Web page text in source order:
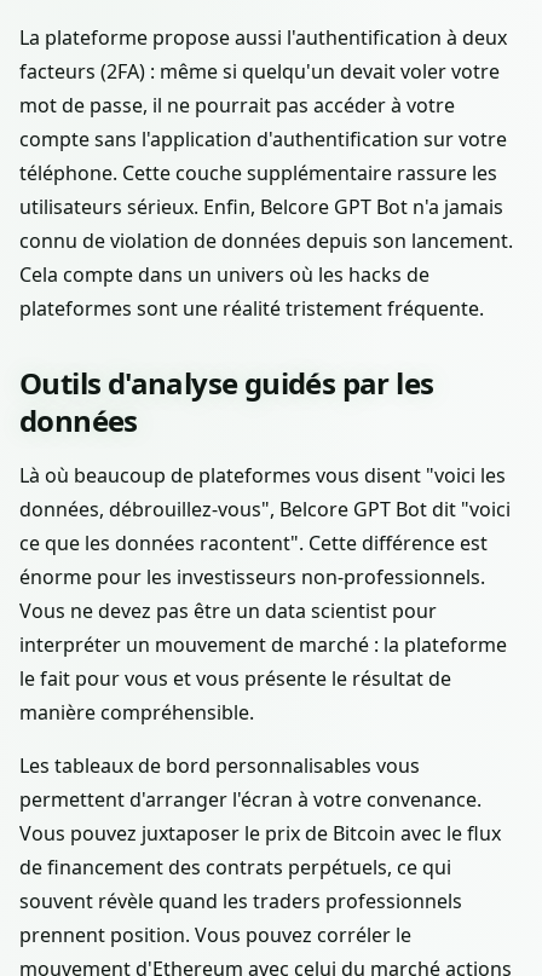
La plateforme propose aussi l'authentification à deux
facteurs (2FA) : même si quelqu'un devait voler votre
mot de passe, il ne pourrait pas accéder à votre
compte sans l'application d'authentification sur votre
téléphone. Cette couche supplémentaire rassure les
utilisateurs sérieux. Enfin, Belcore GPT Bot n'a jamais
connu de violation de données depuis son lancement.
Cela compte dans un univers où les hacks de
plateformes sont une réalité tristement fréquente.
Outils d'analyse guidés par les
données
Là où beaucoup de plateformes vous disent "voici les
données, débrouillez-vous", Belcore GPT Bot dit "voici
ce que les données racontent". Cette différence est
énorme pour les investisseurs non-professionnels.
Vous ne devez pas être un data scientist pour
interpréter un mouvement de marché : la plateforme
le fait pour vous et vous présente le résultat de
manière compréhensible.
Les tableaux de bord personnalisables vous
permettent d'arranger l'écran à votre convenance.
Vous pouvez juxtaposer le prix de Bitcoin avec le flux
de financement des contrats perpétuels, ce qui
souvent révèle quand les traders professionnels
prennent position. Vous pouvez corréler le
mouvement d'Ethereum avec celui du marché actions